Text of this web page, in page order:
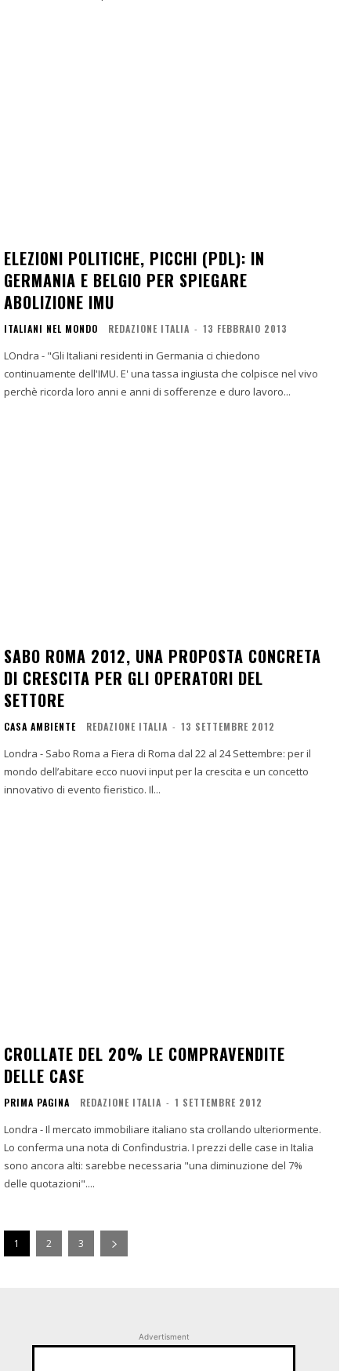
ELEZIONI POLITICHE, PICCHI (PDL): IN
GERMANIA E BELGIO PER SPIEGARE
ABOLIZIONE IMU
ITALIANI NEL MONDO REDAZIONE ITALIA - 13 FEBBRAIO 2013
LOndra - "Gli Italiani residenti in Germania ci chiedono
continuamente dell'IMU. E' una tassa ingiusta che colpisce nel vivo
perchè ricorda loro anni e anni di sofferenze e duro lavoro...
SABO ROMA 2012, UNA PROPOSTA CONCRETA
DI CRESCITA PER GLI OPERATORI DEL
SETTORE
CASA AMBIENTE REDAZIONE ITALIA - 13 SETTEMBRE 2012
Londra - Sabo Roma a Fiera di Roma dal 22 al 24 Settembre: per il
mondo dell’abitare ecco nuovi input per la crescita e un concetto
innovativo di evento fieristico. Il...
CROLLATE DEL 20% LE COMPRAVENDITE
DELLE CASE
PRIMA PAGINA REDAZIONE ITALIA - 1 SETTEMBRE 2012
Londra - Il mercato immobiliare italiano sta crollando ulteriormente.
Lo conferma una nota di Confindustria. I prezzi delle case in Italia
sono ancora alti: sarebbe necessaria "una diminuzione del 7%
delle quotazioni"....
1 2 3
Advertisment